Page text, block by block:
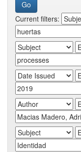
Current filters: